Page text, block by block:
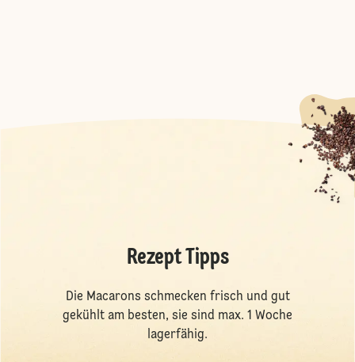
Rezept Tipps
Die Macarons schmecken frisch und gut
gekühlt am besten, sie sind max. 1 Woche
lagerfähig.